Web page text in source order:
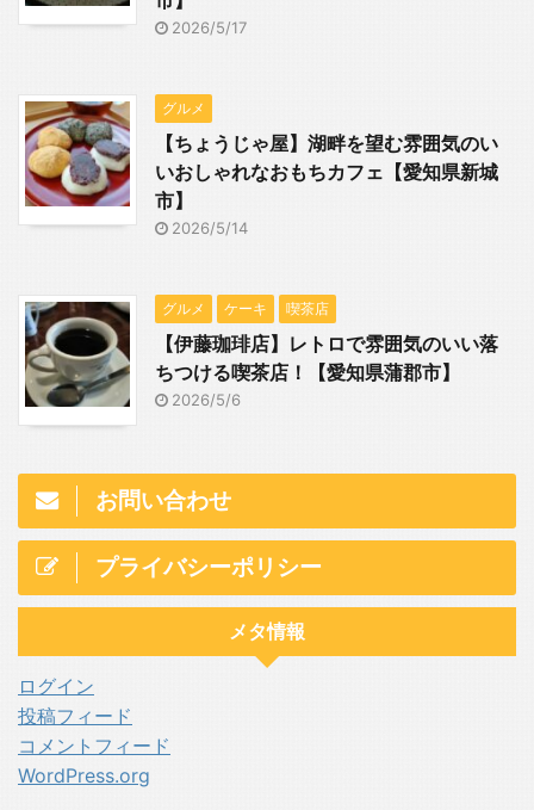
2026/5/17
グルメ
【ちょうじゃ屋】湖畔を望む雰囲気のい
いおしゃれなおもちカフェ【愛知県新城
市】
2026/5/14
グルメ ケーキ 喫茶店
【伊藤珈琲店】レトロで雰囲気のいい落
ちつける喫茶店！【愛知県蒲郡市】
2026/5/6
お問い合わせ
プライバシーポリシー
メタ情報
ログイン
投稿フィード
コメントフィード
WordPress.org